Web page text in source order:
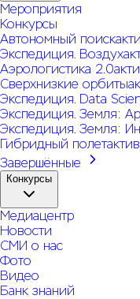
Мероприятия
Конкурсы
Автономный поиск
Экспедиция. Воздух
Аэрологистика 2.0
Сверхнизкие орбиты
Экспедиция. Data
Экспедиция. Земля:
Экспедиция. Земля:
Гибридный полет
Завершённые
Конкурсы
Медиацентр
Новости
СМИ о нас
Фото
Видео
Банк знаний